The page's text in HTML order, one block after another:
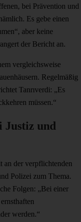
bei Prävention und
Es gebe einen
aber keine
der Bericht an.
vergleichsweise
Regelmäßig
Tanrıverdi: „Es
müssen.“
Justiz und
an der verpflichtenden
Polizei zum Thema.
Folgen: „Bei einer
werden.“